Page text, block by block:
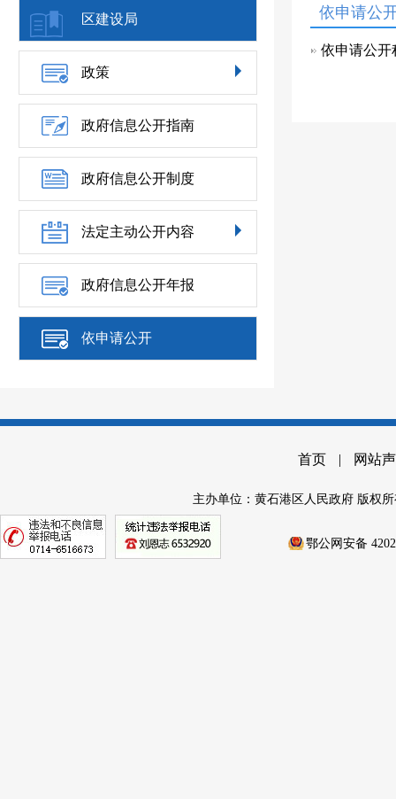
区建设局
政策
政府信息公开指南
政府信息公开制度
法定主动公开内容
政府信息公开年报
依申请公开
依申请公
依申请公开
首页 | 网站
主办单位：黄石港区人民政府 版权
鄂公网安备